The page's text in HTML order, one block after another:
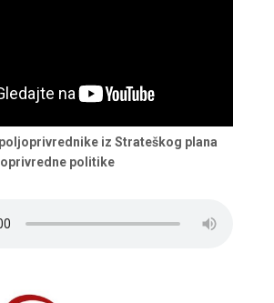
iz Strateškog plana
politike